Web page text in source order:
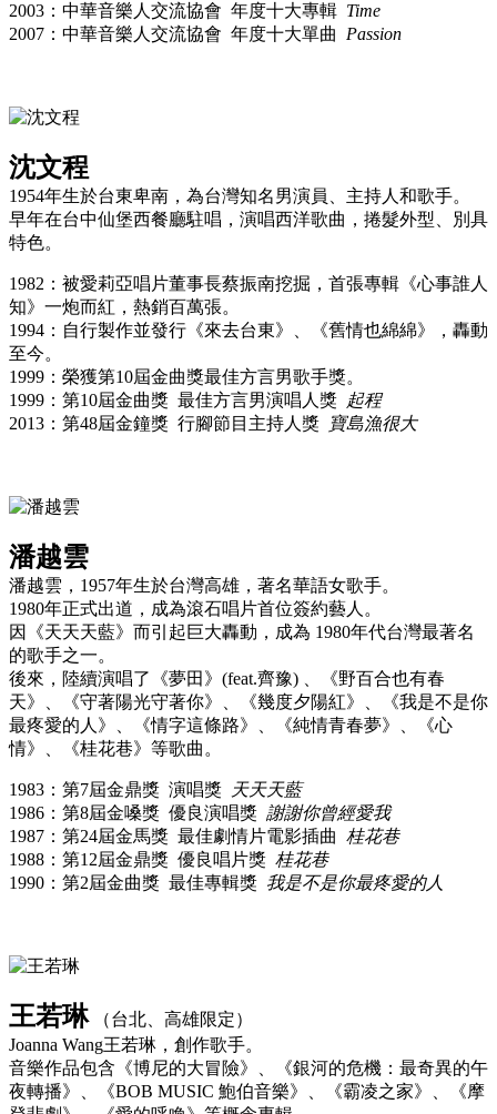
2003：中華音樂人交流協會 年度十大專輯 Time
2007：中華音樂人交流協會 年度十大單曲 Passion
沈文程
1954年生於台東卑南，為台灣知名男演員、主持人和歌手。
早年在台中仙堡西餐廳駐唱，演唱西洋歌曲，捲髮外型、別具
特色。
1982：被愛莉亞唱片董事長蔡振南挖掘，首張專輯《心事誰人
知》一炮而紅，熱銷百萬張。
1994：自行製作並發行《來去台東》、《舊情也綿綿》，轟動
至今。
1999：榮獲第10屆金曲獎最佳方言男歌手獎。
1999：第10屆金曲獎 最佳方言男演唱人獎 起程
2013：第48屆金鐘獎 行腳節目主持人獎 寶島漁很大
潘越雲
潘越雲，1957年生於台灣高雄，著名華語女歌手。
1980年正式出道，成為滾石唱片首位簽約藝人。
因《天天天藍》而引起巨大轟動，成為 1980年代台灣最著名
的歌手之一。
後來，陸續演唱了《夢田》(feat.齊豫) 、《野百合也有春
天》、《守著陽光守著你》、《幾度夕陽紅》、《我是不是你
最疼愛的人》、《情字這條路》、《純情青春夢》、《心
情》、《桂花巷》等歌曲。
1983：第7屆金鼎獎 演唱獎
天天天藍
1986：第8屆金嗓獎 優良演唱獎 謝謝你曾經愛我
1987：第24屆金馬獎 最佳劇情片電影插曲 桂花巷
1988：第12屆金鼎獎 優良唱片獎 桂花巷
1990：第2屆金曲獎 最佳專輯獎 我是不是你最疼愛的人
王若琳（台北、高雄限定）
Joanna Wang王若琳，創作歌手。
音樂作品包含《博尼的大冒險》、《銀河的危機：最奇異的午
夜轉播》、《BOB MUSIC 鮑伯音樂》、《霸凌之家》、《摩